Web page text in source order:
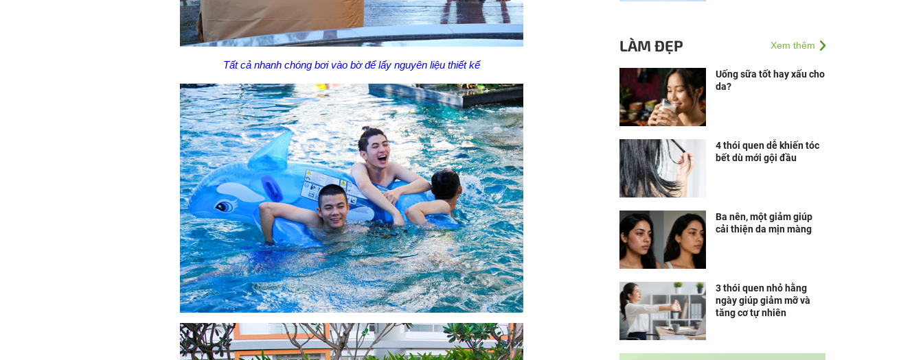
Tất cả nhanh chóng bơi vào bờ để lấy nguyên liệu thiết kế
LÀM ĐẸP Xem thêm
Uống sữa tốt hay xấu cho
da?
4 thói quen dễ khiến tóc
bết dù mới gội đầu
Ba nên, một giảm giúp
cải thiện da mịn màng
3 thói quen nhỏ hằng
ngày giúp giảm mỡ và
tăng cơ tự nhiên